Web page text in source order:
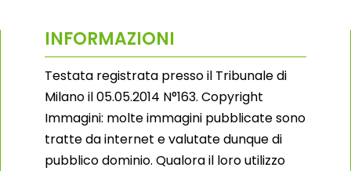
INFORMAZIONI
Testata registrata presso il Tribunale di
Milano il 05.05.2014 N°163. Copyright
Immagini: molte immagini pubblicate sono
tratte da internet e valutate dunque di
pubblico dominio. Qualora il loro utilizzo